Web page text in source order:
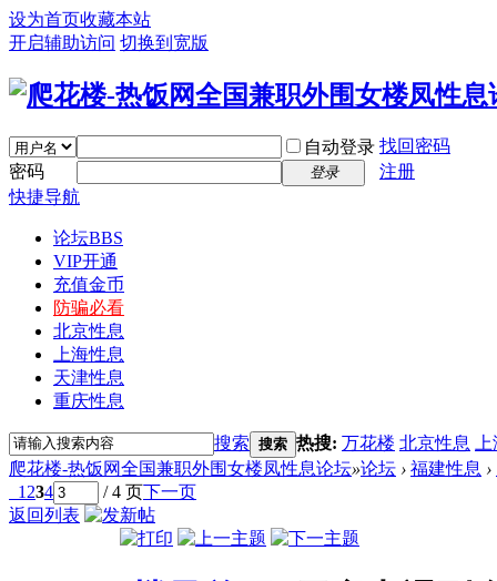
设为首页收藏本站
开启辅助访问 切换到宽版
自动登录 找回密码
密码
登录
注册
快捷导航
论坛BBS
VIP开通
充值金币
防骗必看
北京性息
上海性息
天津性息
重庆性息
搜索 搜索 热搜: 万花楼 北京性息
爬花楼-热饭网全国兼职外围女楼凤性息论坛»论坛 › 福建性息 ›
1 234 / 4 页下一页
返回列表